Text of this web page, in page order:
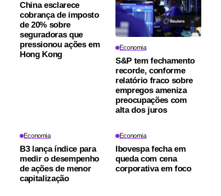
China esclarece
cobrança de imposto
de 20% sobre
seguradoras que
pressionou ações em
Hong Kong
Economia
S&P tem fechamento
recorde, conforme
relatório fraco sobre
empregos ameniza
preocupações com
alta dos juros
Economia
B3 lança índice para
medir o desempenho
de ações de menor
capitalização
Economia
Ibovespa fecha em
queda com cena
corporativa em foco